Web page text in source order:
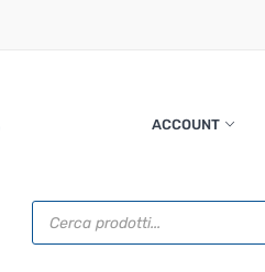
ACCOUNT
Ricerca
prodotti